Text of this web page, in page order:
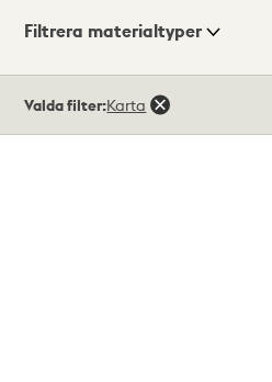
Visningsläge
Filtrera materialtyper
träffar
Valda filter:Karta